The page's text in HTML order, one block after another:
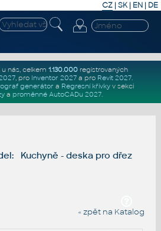
CZ | SK| EN | DE
nás, celkem 1.130.000registrovaných
, pro Inventor 2027a pro Revit 2027.
generátor a Regresní křivkyv sekci
a proměnné AutoCADu 2027.
Kuchyně - deska pro dřez
« zpět na Katalog